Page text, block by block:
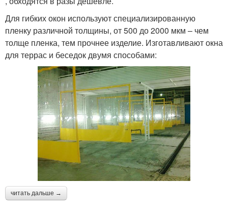
Для гибких окон используют специализированную
пленку различной толщины, от 500 до 2000 мкм – чем
толще пленка, тем прочнее изделие. Изготавливают окна
для террас и беседок двумя способами:
читать дальше →